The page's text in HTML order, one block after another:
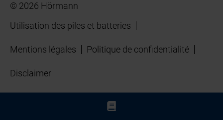
© 2026 Hörmann
Utilisation des piles et batteries
Mentions légales Politique de confidentialité
Disclaimer